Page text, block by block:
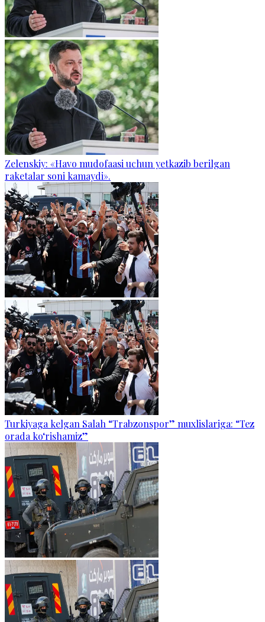
Zelenskiy: «Havo mudofaasi uchun yetkazib berilgan
raketalar soni kamaydi».
Turkiyaga kelgan Salah “Trabzonspor” muxlislariga: “Tez
orada ko‘rishamiz”